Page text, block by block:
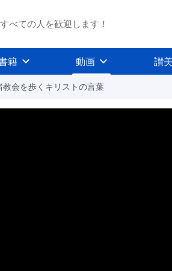
べての人を歓迎します！
籍 動画 讃
教会を歩くキリストの言葉